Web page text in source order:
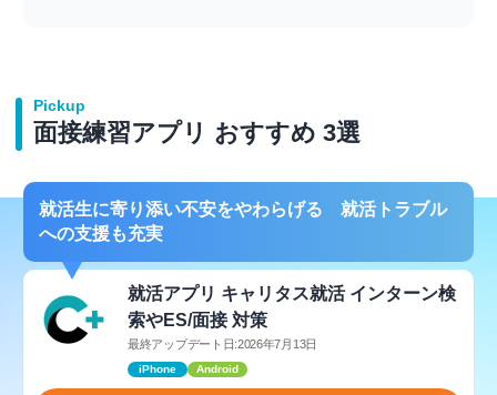
Pickup
面接練習アプリ おすすめ 3選
就活生に寄り添い不安をやわらげる 就活トラブル
への支援も充実
就活アプリ キャリタス就活 インターン検
索やES/面接 対策
最終アップデート日:2026年7月13日
iPhone Android